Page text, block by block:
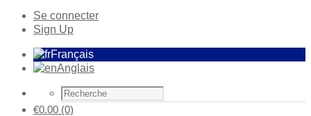
Se connecter
Sign Up
Français
Anglais
€0.00 (0)